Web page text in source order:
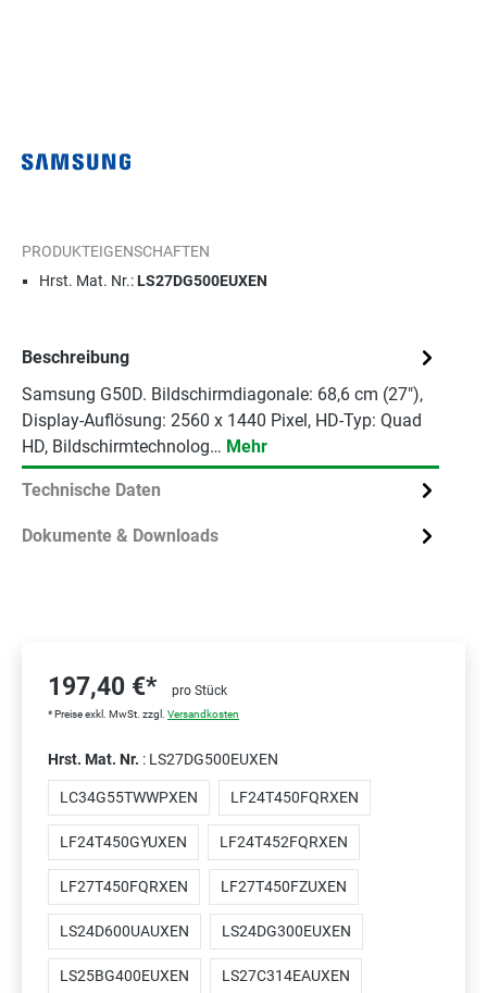
PRODUKTEIGENSCHAFTEN
Hrst. Mat. Nr.:LS27DG500EUXEN
Beschreibung
Samsung G50D. Bildschirmdiagonale: 68,6 cm (27"),
Display-Auflösung: 2560 x 1440 Pixel, HD-Typ: Quad
HD, Bildschirmtechnolog… Mehr
Technische Daten
Dokumente & Downloads
197,40 €* pro Stück
* Preise exkl. MwSt. zzgl. Versandkosten
Hrst. Mat. Nr. : LS27DG500EUXEN
LC34G55TWWPXEN LF24T450FQRXEN
LF24T450GYUXEN LF24T452FQRXEN
LF27T450FQRXEN LF27T450FZUXEN
LS24D600UAUXEN LS24DG300EUXEN
LS25BG400EUXEN LS27C314EAUXEN